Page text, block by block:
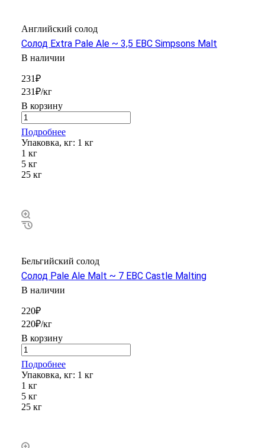
Английский солод
Солод Extra Pale Ale ~ 3,5 EBC Simpsons Malt
В наличии
231₽
231₽/кг
В корзину
Подробнее
Упаковка, кг: 1 кг
1 кг
5 кг
25 кг
Бельгийский солод
Солод Pale Ale Malt ~ 7 EBC Castle Malting
В наличии
220₽
220₽/кг
В корзину
Подробнее
Упаковка, кг: 1 кг
1 кг
5 кг
25 кг